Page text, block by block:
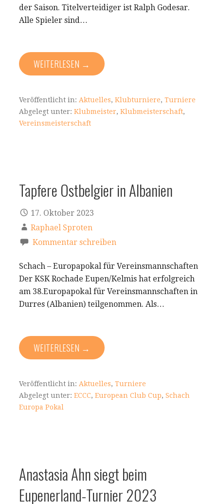
der Saison. Titelverteidiger ist Ralph Godesar.
Alle Spieler sind…
WEITERLESEN →
Veröffentlicht in: Aktuelles, Klubturniere, Turniere
Abgelegt unter: Klubmeister, Klubmeisterschaft,
Vereinsmeisterschaft
Tapfere Ostbelgier in Albanien
17. Oktober 2023
Raphael Sproten
Kommentar schreiben
Schach – Europapokal für Vereinsmannschaften
Der KSK Rochade Eupen/Kelmis hat erfolgreich
am 38.Europapokal für Vereinsmannschaften in
Durres (Albanien) teilgenommen. Als…
WEITERLESEN →
Veröffentlicht in: Aktuelles, Turniere
Abgelegt unter: ECCC, European Club Cup, Schach
Europa Pokal
Anastasia Ahn siegt beim
Eupenerland-Turnier 2023